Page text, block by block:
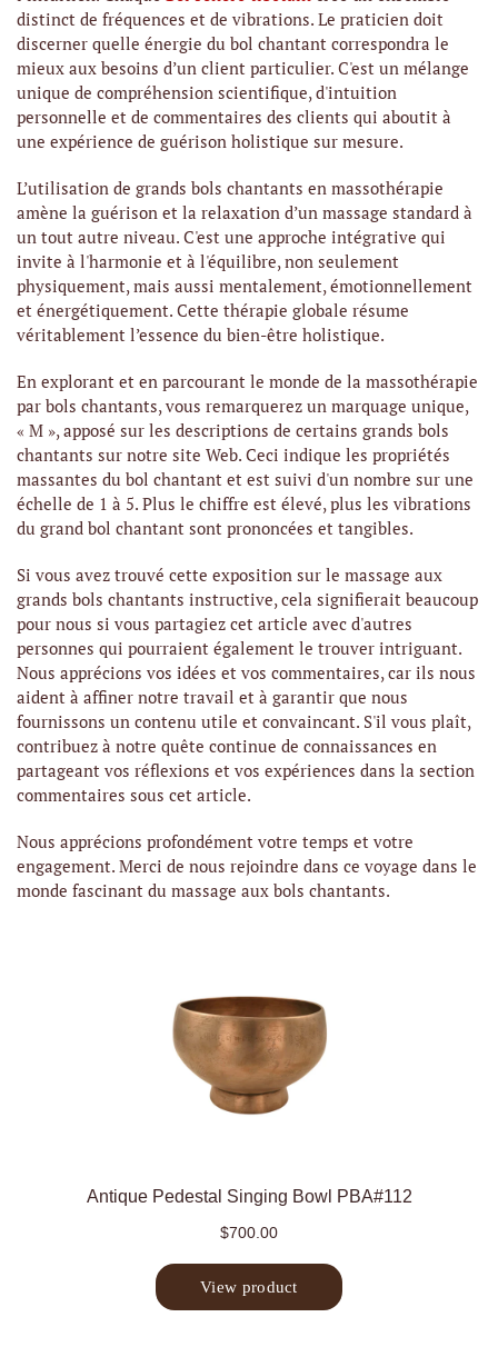
distinct de fréquences et de vibrations. Le praticien doit
discerner quelle énergie du bol chantant correspondra le
mieux aux besoins d’un client particulier. C'est un mélange
unique de compréhension scientifique, d'intuition
personnelle et de commentaires des clients qui aboutit à
une expérience de guérison holistique sur mesure.
L’utilisation de grands bols chantants en massothérapie
amène la guérison et la relaxation d’un massage standard à
un tout autre niveau. C'est une approche intégrative qui
invite à l'harmonie et à l'équilibre, non seulement
physiquement, mais aussi mentalement, émotionnellement
et énergétiquement. Cette thérapie globale résume
véritablement l’essence du bien-être holistique.
En explorant et en parcourant le monde de la massothérapie
par bols chantants, vous remarquerez un marquage unique,
« M », apposé sur les descriptions de certains grands bols
chantants sur notre site Web. Ceci indique les propriétés
massantes du bol chantant et est suivi d'un nombre sur une
échelle de 1 à 5. Plus le chiffre est élevé, plus les vibrations
du grand bol chantant sont prononcées et tangibles.
Si vous avez trouvé cette exposition sur le massage aux
grands bols chantants instructive, cela signifierait beaucoup
pour nous si vous partagiez cet article avec d'autres
personnes qui pourraient également le trouver intriguant.
Nous apprécions vos idées et vos commentaires, car ils nous
aident à affiner notre travail et à garantir que nous
fournissons un contenu utile et convaincant. S'il vous plaît,
contribuez à notre quête continue de connaissances en
partageant vos réflexions et vos expériences dans la section
commentaires sous cet article.
Nous apprécions profondément votre temps et votre
engagement. Merci de nous rejoindre dans ce voyage dans le
monde fascinant du massage aux bols chantants.